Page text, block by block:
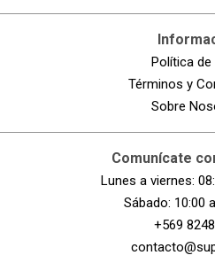
Política de
Términos y
Sobre
Comunícate
Lunes a viernes:
Sábado: 10:00
+569